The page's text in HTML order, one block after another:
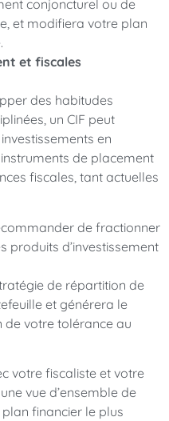
conjoncturel ou de
et modifiera votre plan
et fiscales
des habitudes
un CIF peut
en
de placement
fiscales, tant actuelles
de fractionner
produits d’investissement
de répartition de
et générera le
de votre tolérance au
votre fiscaliste et votre
vue d’ensemble de
financier le plus